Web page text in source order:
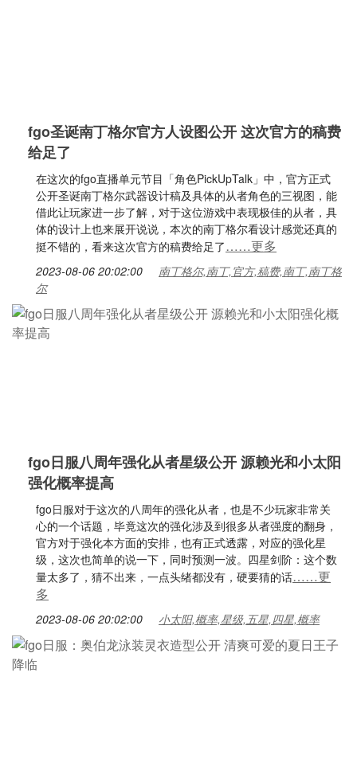
fgo圣诞南丁格尔官方人设图公开 这次官方的稿费
给足了
在这次的fgo直播单元节目「角色PickUpTalk」中，官方正式
公开圣诞南丁格尔武器设计稿及具体的从者角色的三视图，能
借此让玩家进一步了解，对于这位游戏中表现极佳的从者，具
体的设计上也来展开说说，本次的南丁格尔看设计感觉还真的
挺不错的，看来这次官方的稿费给足了……更多
2023-08-06 20:02:00
南丁格尔,南丁,官方,稿费,南丁,南丁格
尔
fgo日服八周年强化从者星级公开 源赖光和小太阳
强化概率提高
fgo日服对于这次的八周年的强化从者，也是不少玩家非常关
心的一个话题，毕竟这次的强化涉及到很多从者强度的翻身，
官方对于强化本方面的安排，也有正式透露，对应的强化星
级，这次也简单的说一下，同时预测一波。四星剑阶：这个数
量太多了，猜不出来，一点头绪都没有，硬要猜的话……更
多
2023-08-06 20:02:00 小太阳,概率,星级,五星,四星,概率